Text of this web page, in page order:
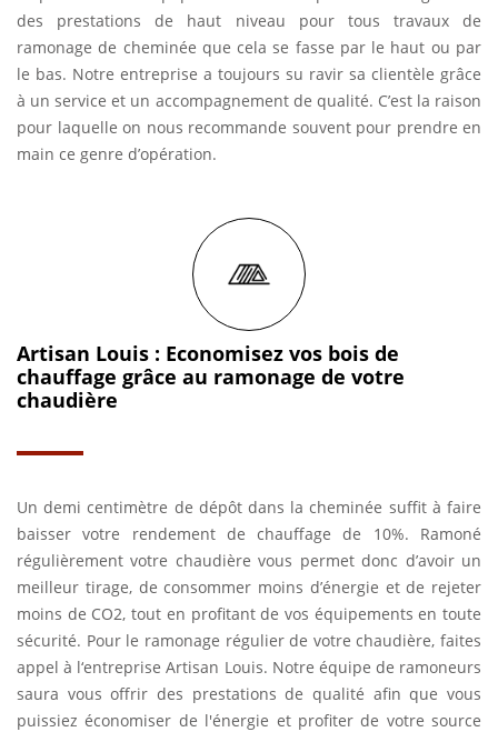
des prestations de haut niveau pour tous travaux de
ramonage de cheminée que cela se fasse par le haut ou par
le bas. Notre entreprise a toujours su ravir sa clientèle grâce
à un service et un accompagnement de qualité. C’est la raison
pour laquelle on nous recommande souvent pour prendre en
main ce genre d’opération.
Artisan Louis : Economisez vos bois de
chauffage grâce au ramonage de votre
chaudière
Un demi centimètre de dépôt dans la cheminée suffit à faire
baisser votre rendement de chauffage de 10%. Ramoné
régulièrement votre chaudière vous permet donc d’avoir un
meilleur tirage, de consommer moins d’énergie et de rejeter
moins de CO2, tout en profitant de vos équipements en toute
sécurité. Pour le ramonage régulier de votre chaudière, faites
appel à l‘entreprise Artisan Louis. Notre équipe de ramoneurs
saura vous offrir des prestations de qualité afin que vous
puissiez économiser de l'énergie et profiter de votre source